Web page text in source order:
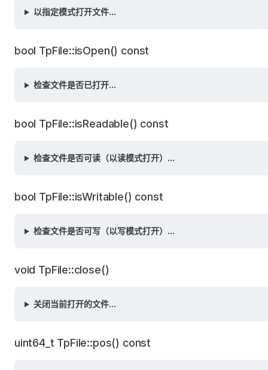
以指定模式打开文件...
bool TpFile::isOpen() const
检查文件是否已打开...
bool TpFile::isReadable() const
检查文件是否可读（以读模式打开）...
bool TpFile::isWritable() const
检查文件是否可写（以写模式打开）...
void TpFile::close()
关闭当前打开的文件...
uint64_t TpFile::pos() const